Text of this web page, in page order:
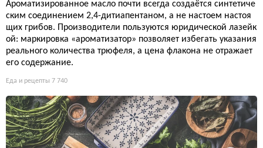
Ароматизированное масло почти всегда создаётся синтетиче
ским соединением 2,4-дитиапентаном, а не настоем настоя
щих грибов. Производители пользуются юридической лазейк
ой: маркировка «ароматизатор» позволяет избегать указания
реального количества трюфеля, а цена флакона не отражает
его содержание.
Еда и рецепты 7 740